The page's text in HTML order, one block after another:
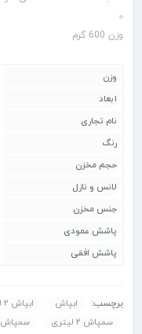
وزن 600 گرم
وزن
ابعاد
نام تجاری
رنگ
حجم مخزن
لانس و نازل
جنس مخزن
پاشش عمودی
پاشش افقی
برچسب: ابپاش ابپاش ۲ لیتری
سمپاش ۲ لیتری
سمپاش ۲ لیتری کبری